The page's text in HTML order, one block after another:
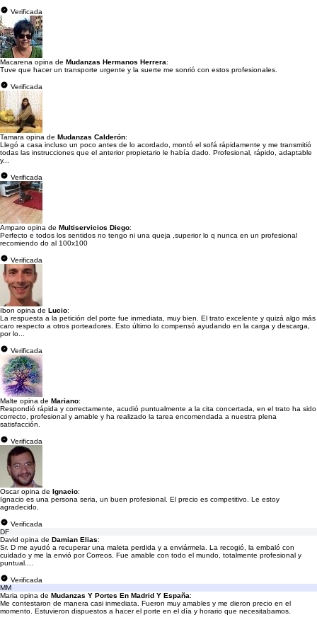
Verificada
Macarena opina de Mudanzas Hermanos Herrera:
Tuve que hacer un transporte urgente y la suerte me sonrió con estos profesionales.
Verificada
Tamara opina de Mudanzas Calderón:
Llegó a casa incluso un poco antes de lo acordado, montó el sofá rápidamente y me transmitió
todas las instrucciones que el anterior propietario le había dado. Profesional, rápido, adaptable
y...
Verificada
Amparo opina de Multiservicios Diego:
Perfecto e todos los sentidos no tengo ni una queja ,superior lo q nunca en un profesional
recomiendo do al 100x100
Verificada
Ibon opina de Lucio:
La respuesta a la petición del porte fue inmediata, muy bien. El trato excelente y quizá algo más
caro respecto a otros porteadores. Esto último lo compensó ayudando en la carga y descarga,
por lo...
Verificada
Malte opina de Mariano:
Respondió rápida y correctamente, acudió puntualmente a la cita concertada, en el trato ha sido
correcto, profesional y amable y ha realizado la tarea encomendada a nuestra plena
satisfacción.
Verificada
Oscar opina de Ignacio:
Ignacio es una persona seria, un buen profesional. El precio es competitivo. Le estoy
agradecido.
Verificada
DF
David opina de Damian Elias:
Sr. D me ayudó a recuperar una maleta perdida y a enviármela. La recogió, la embaló con
cuidado y me la envió por Correos. Fue amable con todo el mundo, totalmente profesional y
puntual....
Verificada
MM
Maria opina de Mudanzas Y Portes En Madrid Y España:
Me contestaron de manera casi inmediata. Fueron muy amables y me dieron precio en el
momento. Estuvieron dispuestos a hacer el porte en el día y horario que necesitabamos.